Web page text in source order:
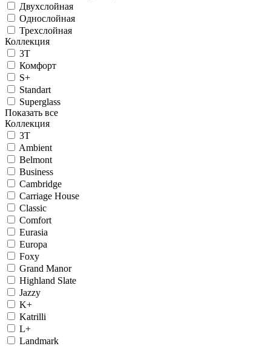
Двухслойная
Однослойная
Трехслойная
Коллекция
3T
Комфорт
S+
Standart
Superglass
Показать все
Коллекция
3T
Ambient
Belmont
Business
Cambridge
Carriage House
Classic
Comfort
Eurasia
Europa
Foxy
Grand Manor
Highland Slate
Jazzy
K+
Katrilli
L+
Landmark